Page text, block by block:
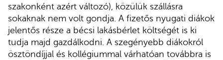
szakonként azért változó), közülük szállásra
sokaknak nem volt gondja. A fizetős nyugati diákok
jelentős része a bécsi lakásbérlet költségét is ki
tudja majd gazdálkodni. A szegényebb diákokról
ösztöndíjjal és kollégiummal várhatóan továbbra is